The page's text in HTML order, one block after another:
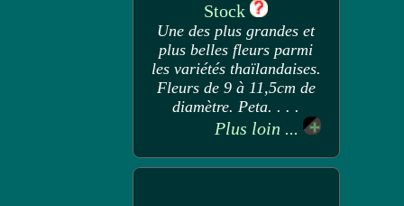
Stock
Une des plus grandes et
plus belles fleurs parmi
les variétés thaïlandaises.
Fleurs de 9 à 11,5cm de
diamètre. Peta. . . .
Plus loin ...